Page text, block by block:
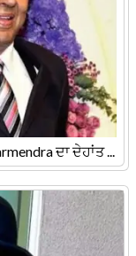
ਦਾ ਦੇਹਾਂਤ ...